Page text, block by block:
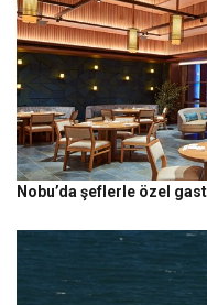
Nobu’da şeflerle özel